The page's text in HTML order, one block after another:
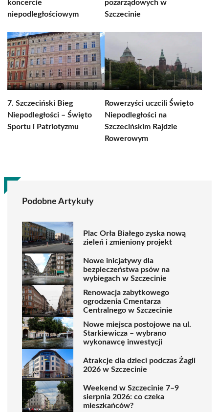
koncercie
niepodległościowym
pozarządowych w
Szczecinie
7. Szczeciński Bieg
Niepodległości – Święto
Sportu i Patriotyzmu
Rowerzyści uczcili Święto
Niepodległości na
Szczecińskim Rajdzie
Rowerowym
Podobne Artykuły
Plac Orła Białego zyska nową
zieleń i zmieniony projekt
Nowe inicjatywy dla
bezpieczeństwa psów na
wybiegach w Szczecinie
Renowacja zabytkowego
ogrodzenia Cmentarza
Centralnego w Szczecinie
Nowe miejsca postojowe na ul.
Starkiewicza – wybrano
wykonawcę inwestycji
Atrakcje dla dzieci podczas Żagli
2026 w Szczecinie
Weekend w Szczecinie 7–9
sierpnia 2026: co czeka
mieszkańców?